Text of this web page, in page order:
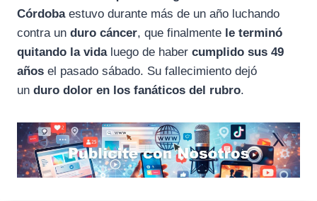
Córdobaestuvo durante más de un año luchando
contra un duro cáncer, que finalmente le terminó
quitando la vidaluego de haber cumplido sus 49
años el pasado sábado. Su fallecimiento dejó
un duro dolor en los fanáticos del rubro.